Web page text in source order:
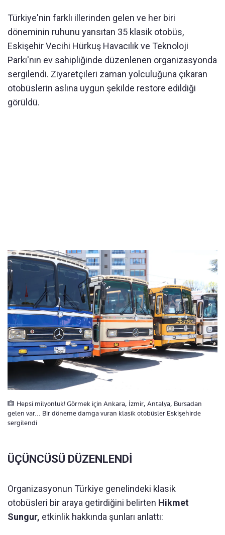
Türkiye'nin farklı illerinden gelen ve her biri
döneminin ruhunu yansıtan 35 klasik otobüs,
Eskişehir Vecihi Hürkuş Havacılık ve Teknoloji
Parkı'nın ev sahipliğinde düzenlenen organizasyonda
sergilendi. Ziyaretçileri zaman yolculuğuna çıkaran
otobüslerin aslına uygun şekilde restore edildiği
görüldü.
Hepsi milyonluk! Görmek için Ankara, İzmir, Antalya, Bursadan
gelen var... Bir döneme damga vuran klasik otobüsler Eskişehirde
sergilendi
ÜÇÜNCÜSÜ DÜZENLENDİ
Organizasyonun Türkiye genelindeki klasik
otobüsleri bir araya getirdiğini belirten Hikmet
Sungur, etkinlik hakkında şunları anlattı: